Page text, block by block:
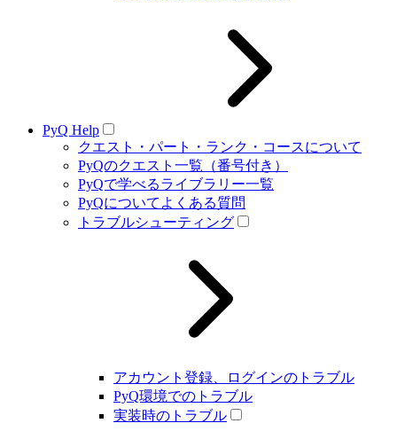
PyQ Help
クエスト・パート・ランク・コースについて
PyQのクエスト一覧（番号付き）
PyQで学べるライブラリー一覧
PyQについてよくある質問
トラブルシューティング
アカウント登録、ログインのトラブル
PyQ環境でのトラブル
実装時のトラブル